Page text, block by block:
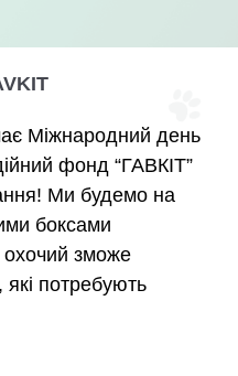
Міжнародний день
фонд “ГАВКІТ”
Ми будемо на
боксами
охочий зможе
потребують